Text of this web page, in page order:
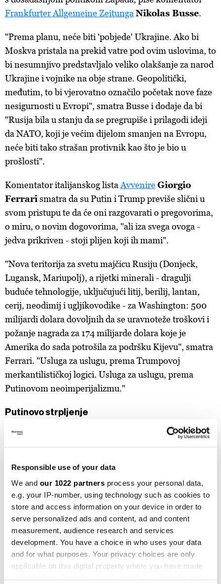
Responsible use of your data
We and our 1022 partners process your personal data,
e.g. your IP-number, using technology such as cookies to
store and access information on your device in order to
serve personalized ads and content, ad and content
measurement, audience research and services
development. You have a choice in who uses your data
and for what purposes. Your privacy choices are only
applicable on this digital property where you have made
your choices. You can change or withdraw your consent
Frankfurter Allgemeine Zeitunga Nikolas Busse.
"Prema planu, neće biti 'pobjede' Ukrajine. Ako bi
Moskva pristala na prekid vatre pod ovim uslovima, to
bi nesumnjivo predstavljalo veliko olakšanje za narod
Ukrajine i vojnike na obje strane. Geopolitički,
međutim, to bi vjerovatno označilo početak nove faze
nesigurnosti u Evropi", smatra Busse i dodaje da bi
"Rusija bila u stanju da se pregrupiše i prilagodi ideji
da NATO, koji je većim dijelom smanjen na Evropu,
neće biti tako strašan protivnik kao što je bio u
prošlosti".
Komentator italijanskog lista AvvenireGiorgio
Ferrarismatra da su Putin i Trump previše slični u
svom pristupu te da će oni razgovarati o pregovorima,
o miru, o novim dogovorima, "ali iza svega ovoga -
jedva prikriven - stoji plijen koji ih mami".
"Nova teritorija za svetu majčicu Rusiju (Donjeck,
Lugansk, Mariupolj), a rijetki minerali - dragulji
buduće tehnologije, uključujući litij, berilij, lantan,
cerij, neodimij i ugljikovodike - za Washington: 500
milijardi dolara dovoljnih da se uravnoteže troškovi i
požanje nagrada za 174 milijarde dolara koje je
Amerika do sada potrošila za podršku Kijevu", smatra
Ferrari. "Usluga za uslugu, prema Trumpovoj
merkantilističkoj logici. Usluga za uslugu, prema
Putinovom neoimperijalizmu."
Putinovo strpljenje
Putinovo strpljenje se isplatilo, ističe
Tatjana
Stanovaja, osnivačica i glavna analitičarka R.Politik,
Istočnu Evropu. Kako ističe, mnoge visoke ličnosti u
ruskim diplomatskim i sigurnosnim krugovima bile su
sve više frustrirane početnim izjavama o Ukrajini i
pristupima Trumpa i njegovog tima.
"Trumpovi 'planovi' su se činili ne samo
neprihvatljivim, već i potpuno neprijateljskim.
Posebno je iritantna bila ideja 'suočavanja s Rusijom s
pozicije snage'. Ipak, Putin je odabrao strpljenje,